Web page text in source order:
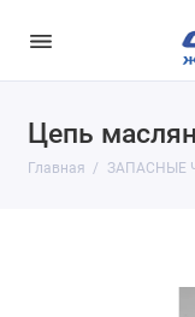
Цепь
Главная ЗАПАСНЫЕ